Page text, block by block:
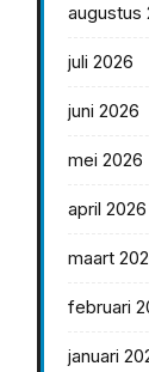
augustus
juli 2026
juni 2026
mei 2026
april 2026
maart
februari
januari